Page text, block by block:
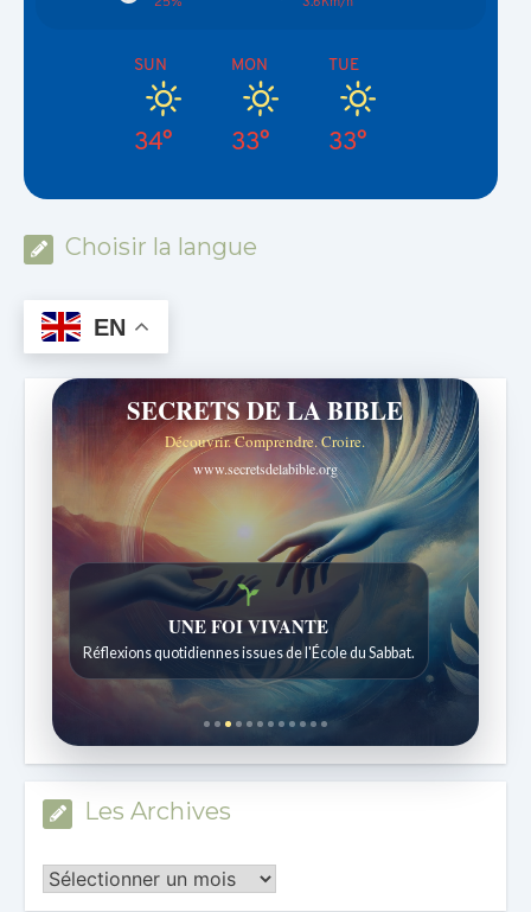
SUN
34°
MON
33°
TUE
33°
Choisir la langue
EN
SECRETS DE LA BIBLE
Découvrir. Comprendre. Croire.
www.secretsdelabible.org
Histoires bibliques étonnantes
Histoires pour les enfants de 7 à 12 ans.
Les Archives
Les
Archives